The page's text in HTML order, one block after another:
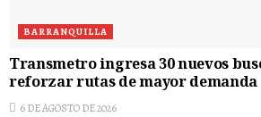
BARRANQUILLA
Transmetro ingresa 30 nuevos
reforzar rutas de mayor demanda
6 DE AGOSTO DE 2026